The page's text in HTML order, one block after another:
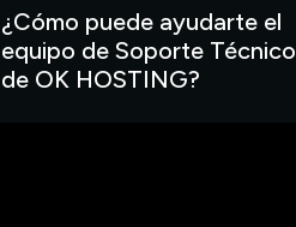
¿Cómo puede ayudarte el
equipo de Soporte Técnico
de OK HOSTING?